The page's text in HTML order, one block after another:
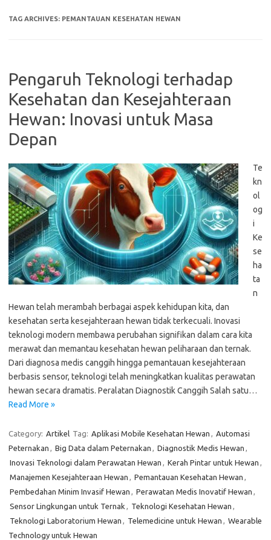
TAG ARCHIVES: PEMANTAUAN KESEHATAN HEWAN
Pengaruh Teknologi terhadap
Kesehatan dan Kesejahteraan
Hewan: Inovasi untuk Masa
Depan
Te
kn
ol
og
i
Ke
se
ha
ta
n
Hewan telah merambah berbagai aspek kehidupan kita, dan
kesehatan serta kesejahteraan hewan tidak terkecuali. Inovasi
teknologi modern membawa perubahan signifikan dalam cara kita
merawat dan memantau kesehatan hewan peliharaan dan ternak.
Dari diagnosa medis canggih hingga pemantauan kesejahteraan
berbasis sensor, teknologi telah meningkatkan kualitas perawatan
hewan secara dramatis. Peralatan Diagnostik Canggih Salah satu…
Read More »
Category: Artikel Tag: Aplikasi Mobile Kesehatan Hewan , Automasi
Peternakan , Big Data dalam Peternakan , Diagnostik Medis Hewan ,
Inovasi Teknologi dalam Perawatan Hewan , Kerah Pintar untuk Hewan ,
Manajemen Kesejahteraan Hewan , Pemantauan Kesehatan Hewan ,
Pembedahan Minim Invasif Hewan , Perawatan Medis Inovatif Hewan ,
Sensor Lingkungan untuk Ternak , Teknologi Kesehatan Hewan ,
Teknologi Laboratorium Hewan , Telemedicine untuk Hewan , Wearable
Technology untuk Hewan